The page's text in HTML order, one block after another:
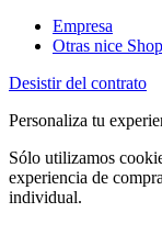
Empresa
Otras nice
Desistir del contrato
Personaliza tu
Sólo utilizamos
experiencia de
individual.